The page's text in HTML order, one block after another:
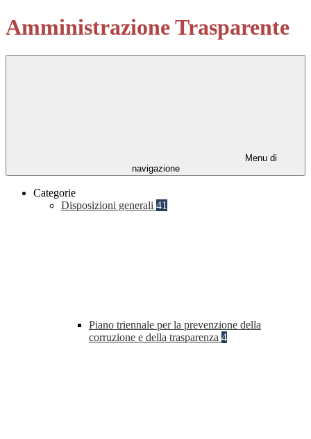
Amministrazione Trasparente
Menu di
navigazione
Categorie
Disposizioni generali 41
Piano triennale per la prevenzione della
corruzione e della trasparenza 4